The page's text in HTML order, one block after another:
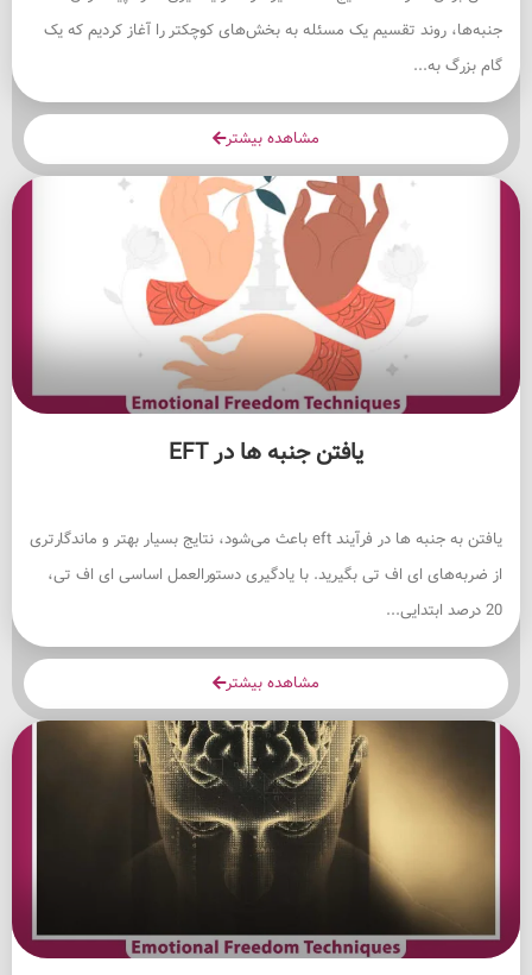
جنبه‌ها، روند تقسیم یک مسئله به بخش‌های کوچکتر را آغاز کردیم که یک
گام بزرگ به...
مشاهده بیشتر
یافتن جنبه ها در EFT
یافتن به جنبه ها در فرآیند eft باعث می‌شود، نتایج بسیار بهتر و ماندگارتری
از ضربه‌های ای اف تی بگیرید. با یادگیری دستورالعمل اساسی ای اف تی،
20 درصد ابتدایی...
مشاهده بیشتر